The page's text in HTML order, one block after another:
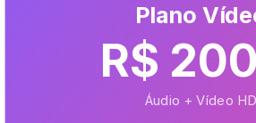
Plano
R$ 200
Áudio + Vídeo HD